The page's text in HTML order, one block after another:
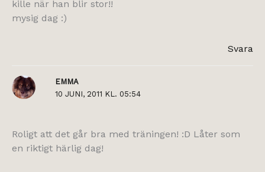
kille när han blir stor!!
mysig dag :)
Svara
EMMA
10 JUNI, 2011 KL. 05:54
Roligt att det går bra med träningen! :D Låter som
en riktigt härlig dag!